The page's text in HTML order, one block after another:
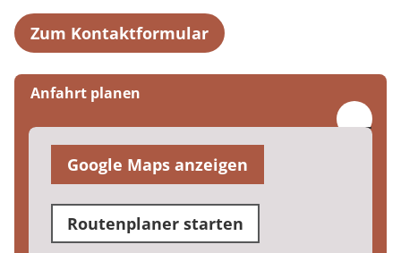
Zum Kontaktformular
Anfahrt planen
Google Maps anzeigen
Routenplaner starten